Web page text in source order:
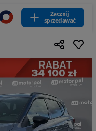
Zacznij
sprzedawać